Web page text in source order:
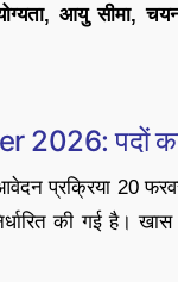
आयु सीमा,
पदों का
प्रक्रिया 20
की गई है।